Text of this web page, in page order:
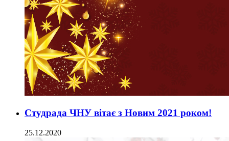
Студрада ЧНУ вітає з Новим 2021 роком!
25.12.2020